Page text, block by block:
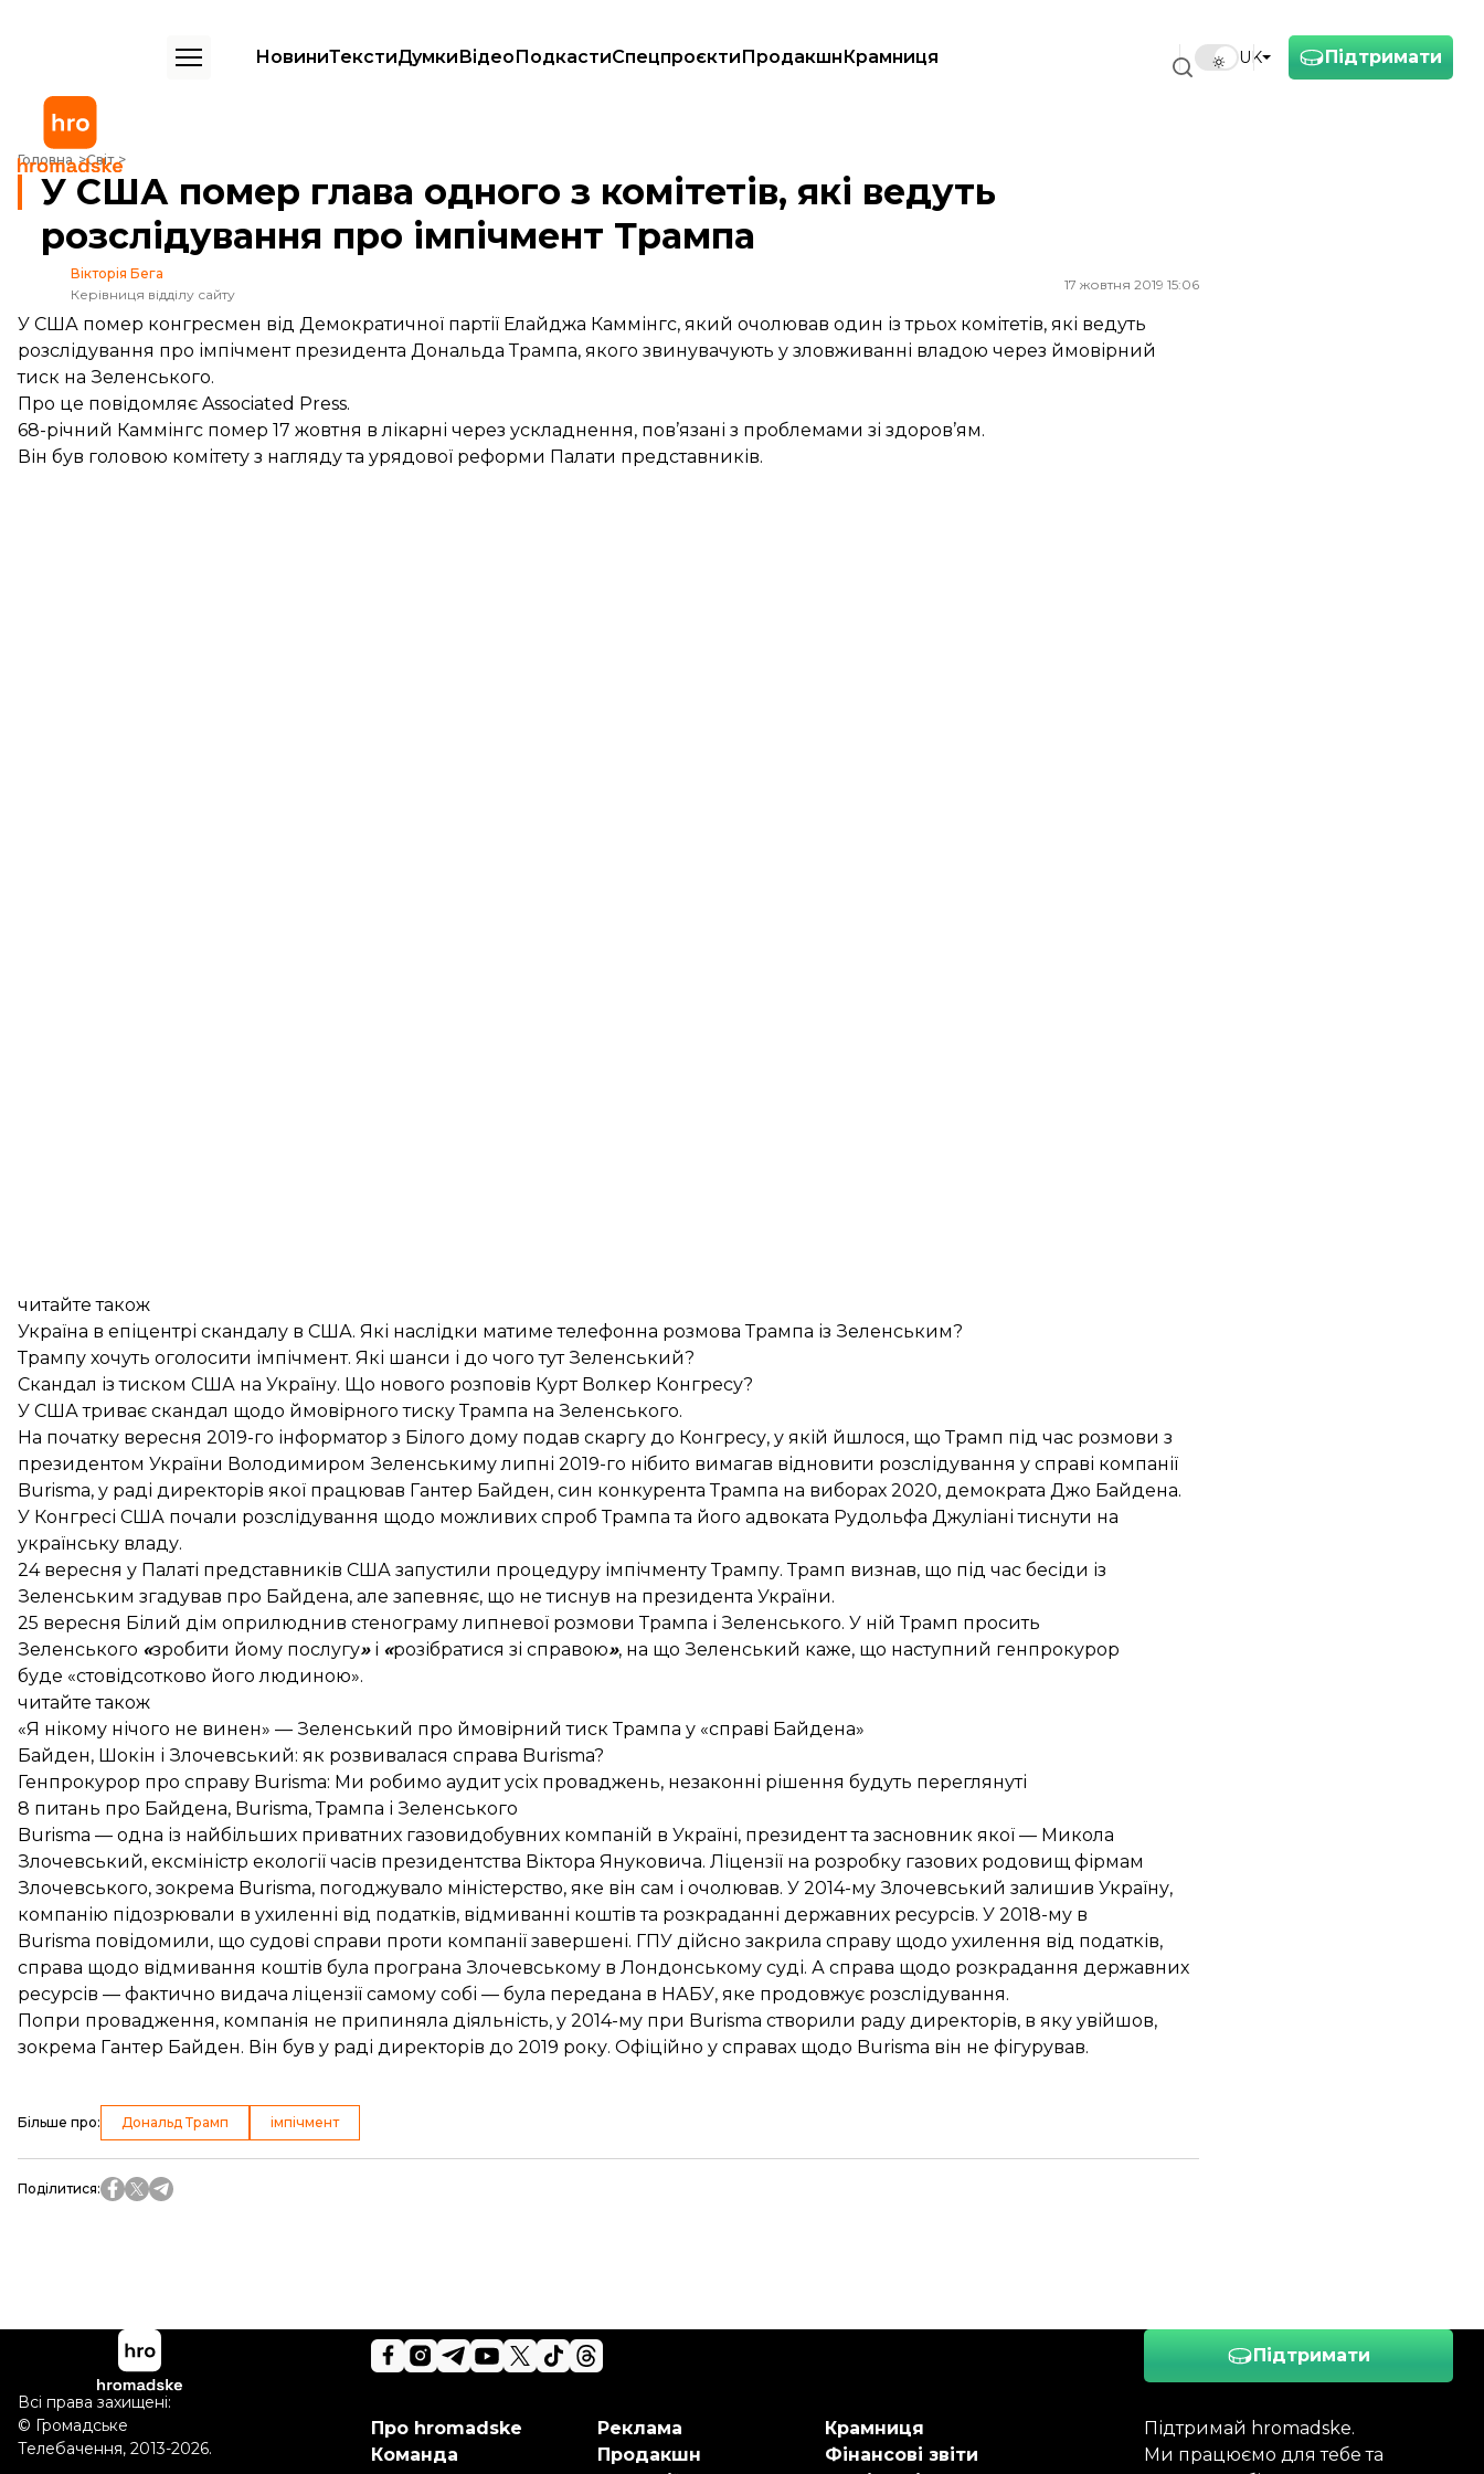
Підтримати
UK
НовиниТекстиДумкиВідеоПодкастиСпецпроєктиПродакшнКрамниця
Головна Світ
У США помер глава одного з комітетів, які ведуть розслідування про імпічмент Трампа
У США помер глава одного з комітетів, які ведуть
розслідування про імпічмент Трампа
Вікторія Бега
Керівниця відділу сайту
17 жовтня 2019 15:06
У США помер конгресмен від Демократичної партії Елайджа Каммінгс, який очолював один із трьох комітетів, які ведуть
розслідування про імпічмент президента Дональда Трампа, якого звинувачують у зловживанні владою через ймовірний
тиск на Зеленського.
Про це повідомляє Associated Press.
68-річний Каммінгс помер 17 жовтня в лікарні через ускладнення, пов’язані з проблемами зі здоров’ям.
Він був головою комітету з нагляду та урядової реформи Палати представників.
читайте також
Україна в епіцентрі скандалу в США. Які наслідки матиме телефонна розмова Трампа із Зеленським?
Трампу хочуть оголосити імпічмент. Які шанси і до чого тут Зеленський?
Скандал із тиском США на Україну. Що нового розповів Курт Волкер Конгресу?
У США триває скандал щодо ймовірного тиску Трампа на Зеленського.
На початку вересня 2019-го інформатор з Білого дому подав скаргу до Конгресу, у якій йшлося, що Трамп під час розмови з
президентом України Володимиром Зеленськиму липні 2019-го нібито вимагав відновити розслідування у справі компанії
Burisma, у раді директорів якої працював Гантер Байден, син конкурента Трампа на виборах 2020, демократа Джо Байдена.
У Конгресі США почали розслідування щодо можливих спроб Трампа та його адвоката Рудольфа Джуліані тиснути на
українську владу.
24 вересня у Палаті представників США запустили процедуру імпічменту Трампу. Трамп визнав, що під час бесіди із
Зеленським згадував про Байдена, але запевняє, що не тиснув на президента України.
25 вересня Білий дім оприлюднив стенограму липневої розмови Трампа і Зеленського. У ній Трамп просить
Зеленського «зробити йому послугу»і «розібратися зі справою», на що Зеленський каже, що наступний генпрокурор
буде «стовідсотково його людиною».
читайте також
«Я нікому нічого не винен» — Зеленський про ймовірний тиск Трампа у «справі Байдена»
Байден, Шокін і Злочевський: як розвивалася справа Burisma?
Генпрокурор про справу Burisma: Ми робимо аудит усіх проваджень, незаконні рішення будуть переглянуті
8 питань про Байдена, Burisma, Трампа і Зеленського
Burisma — одна із найбільших приватних газовидобувних компаній в Україні, президент та засновник якої — Микола
Злочевський, ексміністр екології часів президентства Віктора Януковича. Ліцензії на розробку газових родовищ фірмам
Злочевського, зокрема Burismа, погоджувало міністерство, яке він сам і очолював. У 2014-му Злочевський залишив Україну,
компанію підозрювали в ухиленні від податків, відмиванні коштів та розкраданні державних ресурсів. У 2018-му в
Burisma повідомили, що судові справи проти компанії завершені. ГПУ дійсно закрила справу щодо ухилення від податків,
справа щодо відмивання коштів була програна Злочевському в Лондонському суді. А справа щодо розкрадання державних
ресурсів — фактично видача ліцензії самому собі — була передана в НАБУ, яке продовжує розслідування.
Попри провадження, компанія не припиняла діяльність, у 2014-му при Burismа створили раду директорів, в яку увійшов,
зокрема Гантер Байден. Він був у раді директорів до 2019 року. Офіційно у справах щодо Burismа він не фігурував.
Більше про: Дональд Трамп імпічмент
Поділитися:
Підтримати
Підтримай hromadske.
Ми працюємо для тебе та
Про hromadske
Команда
Реклама
Продакшн
Крамниця
Фінансові звіти
Всі права захищені:
© Громадське
Телебачення, 2013-2026.